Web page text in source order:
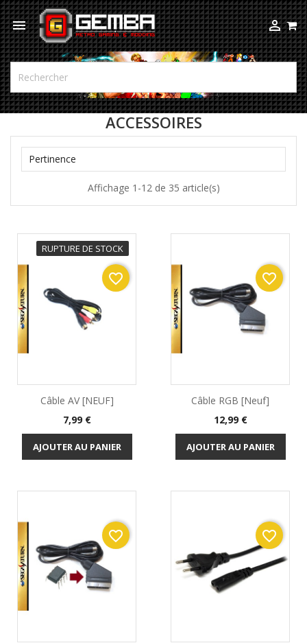
 
ACCESSOIRES
Pertinence
Affichage 1-12 de 35 article(s)
RUPTURE DE STOCK
Câble AV [NEUF]
Prix
7,99 €
AJOUTER AU PANIER
favorite_border
Câble RGB [Neuf]
Prix
12,99 €
AJOUTER AU PANIER
favorite_border
favorite_border favorite_border